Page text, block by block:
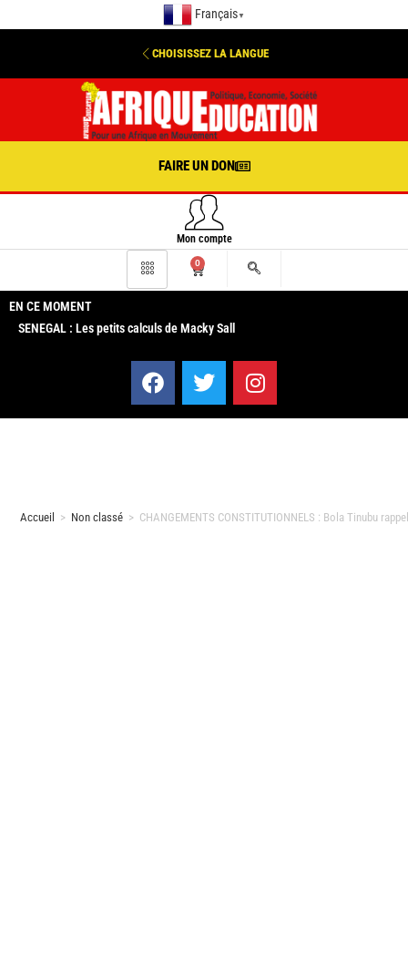
Français ▼
CHOISISSEZ LA LANGUE
FAIRE UN DON
Mon compte
0
EN CE MOMENT
SENEGAL : Les petits calculs de Macky Sall
Accueil > Non classé > CHANGEMENTS CONSTITUTIONNELS : Bola Tinubu